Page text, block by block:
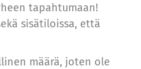
tapahtumaan!
sisätiloissa, että
määrä, joten ole